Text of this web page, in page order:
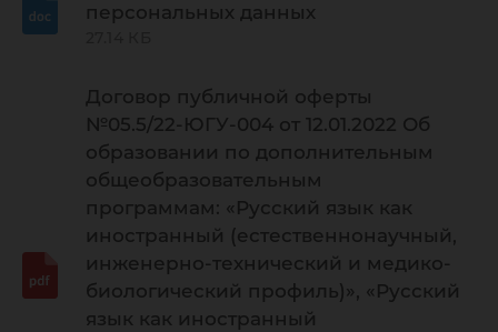
персональных данных
Договор публичной оферты
№05.5/22-ЮГУ-004 от 12.01.2022 Об
образовании по дополнительным
общеобразовательным
программам: «Русский язык как
иностранный (естественнонаучный,
инженерно-технический и медико-
биологический профиль)», «Русский
язык как иностранный